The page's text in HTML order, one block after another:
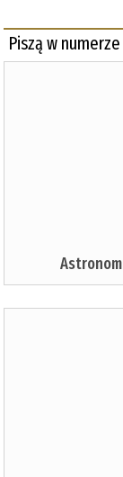
Piszą w numerze